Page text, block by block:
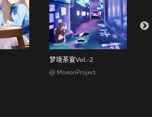
梦境茶宴Vol.-2
@ MoeonProject